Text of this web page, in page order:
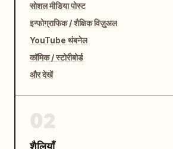
सोशल मीडिया पोस्ट
इन्फोग्राफिक / शैक्षिक विज़ुअल
YouTube थंबनेल
कॉमिक / स्टोरीबोर्ड
और देखें
शैलियाँ